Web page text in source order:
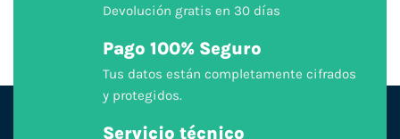
Devolución gratis en 30 días
Pago 100% Seguro
Tus datos están completamente cifrados
y protegidos.
Servicio técnico